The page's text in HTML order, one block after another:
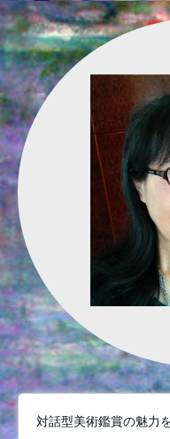
対話型美術鑑賞の魅力